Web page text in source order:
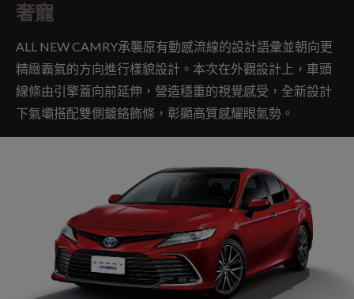
奢寵
ALL NEW CAMRY承襲原有動感流線的設計語彙並朝向更
精緻霸氣的方向進行樣貌設計。本次在外觀設計上，車頭
線條由引擎蓋向前延伸，營造穩重的視覺感受，全新設計
下氣壩搭配雙側鍍鉻飾條，彰顯高質感耀眼氣勢。